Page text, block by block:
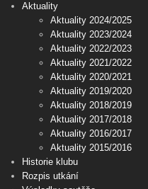
Aktuality
Aktuality 2024/2025
Aktuality 2023/2024
Aktuality 2022/2023
Aktuality 2021/2022
Aktuality 2020/2021
Aktuality 2019/2020
Aktuality 2018/2019
Aktuality 2017/2018
Aktuality 2016/2017
Aktuality 2015/2016
Historie klubu
Rozpis utkání